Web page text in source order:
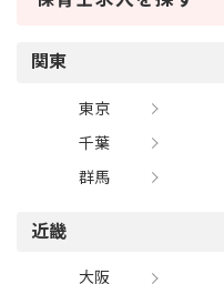
関東
東京
千葉
群馬
近畿
大阪